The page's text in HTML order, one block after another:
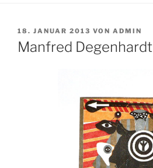
VERÖFFENTLICHT
AM
18. JANUAR 2013 VON ADMIN
Manfred Degenhardt